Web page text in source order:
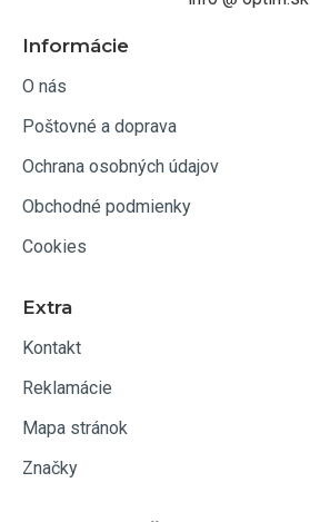
Informácie
O nás
Poštovné a doprava
Ochrana osobných údajov
Obchodné podmienky
Cookies
Extra
Kontakt
Reklamácie
Mapa stránok
Značky